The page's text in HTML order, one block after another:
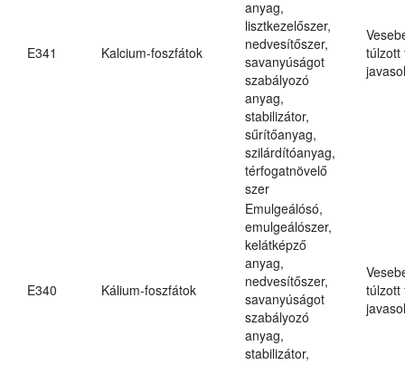
E341 Kalcium-foszfátok
anyag,
lisztkezelőszer,
nedvesítőszer,
savanyúságot
szabályozó
anyag,
stabilizátor,
sűrítőanyag,
szilárdítóanyag,
térfogatnövelő
szer
túlzott
E340 Kálium-foszfátok
Emulgeálósó,
emulgeálószer,
kelátképző
anyag,
nedvesítőszer,
savanyúságot
szabályozó
anyag,
stabilizátor,
túlzott